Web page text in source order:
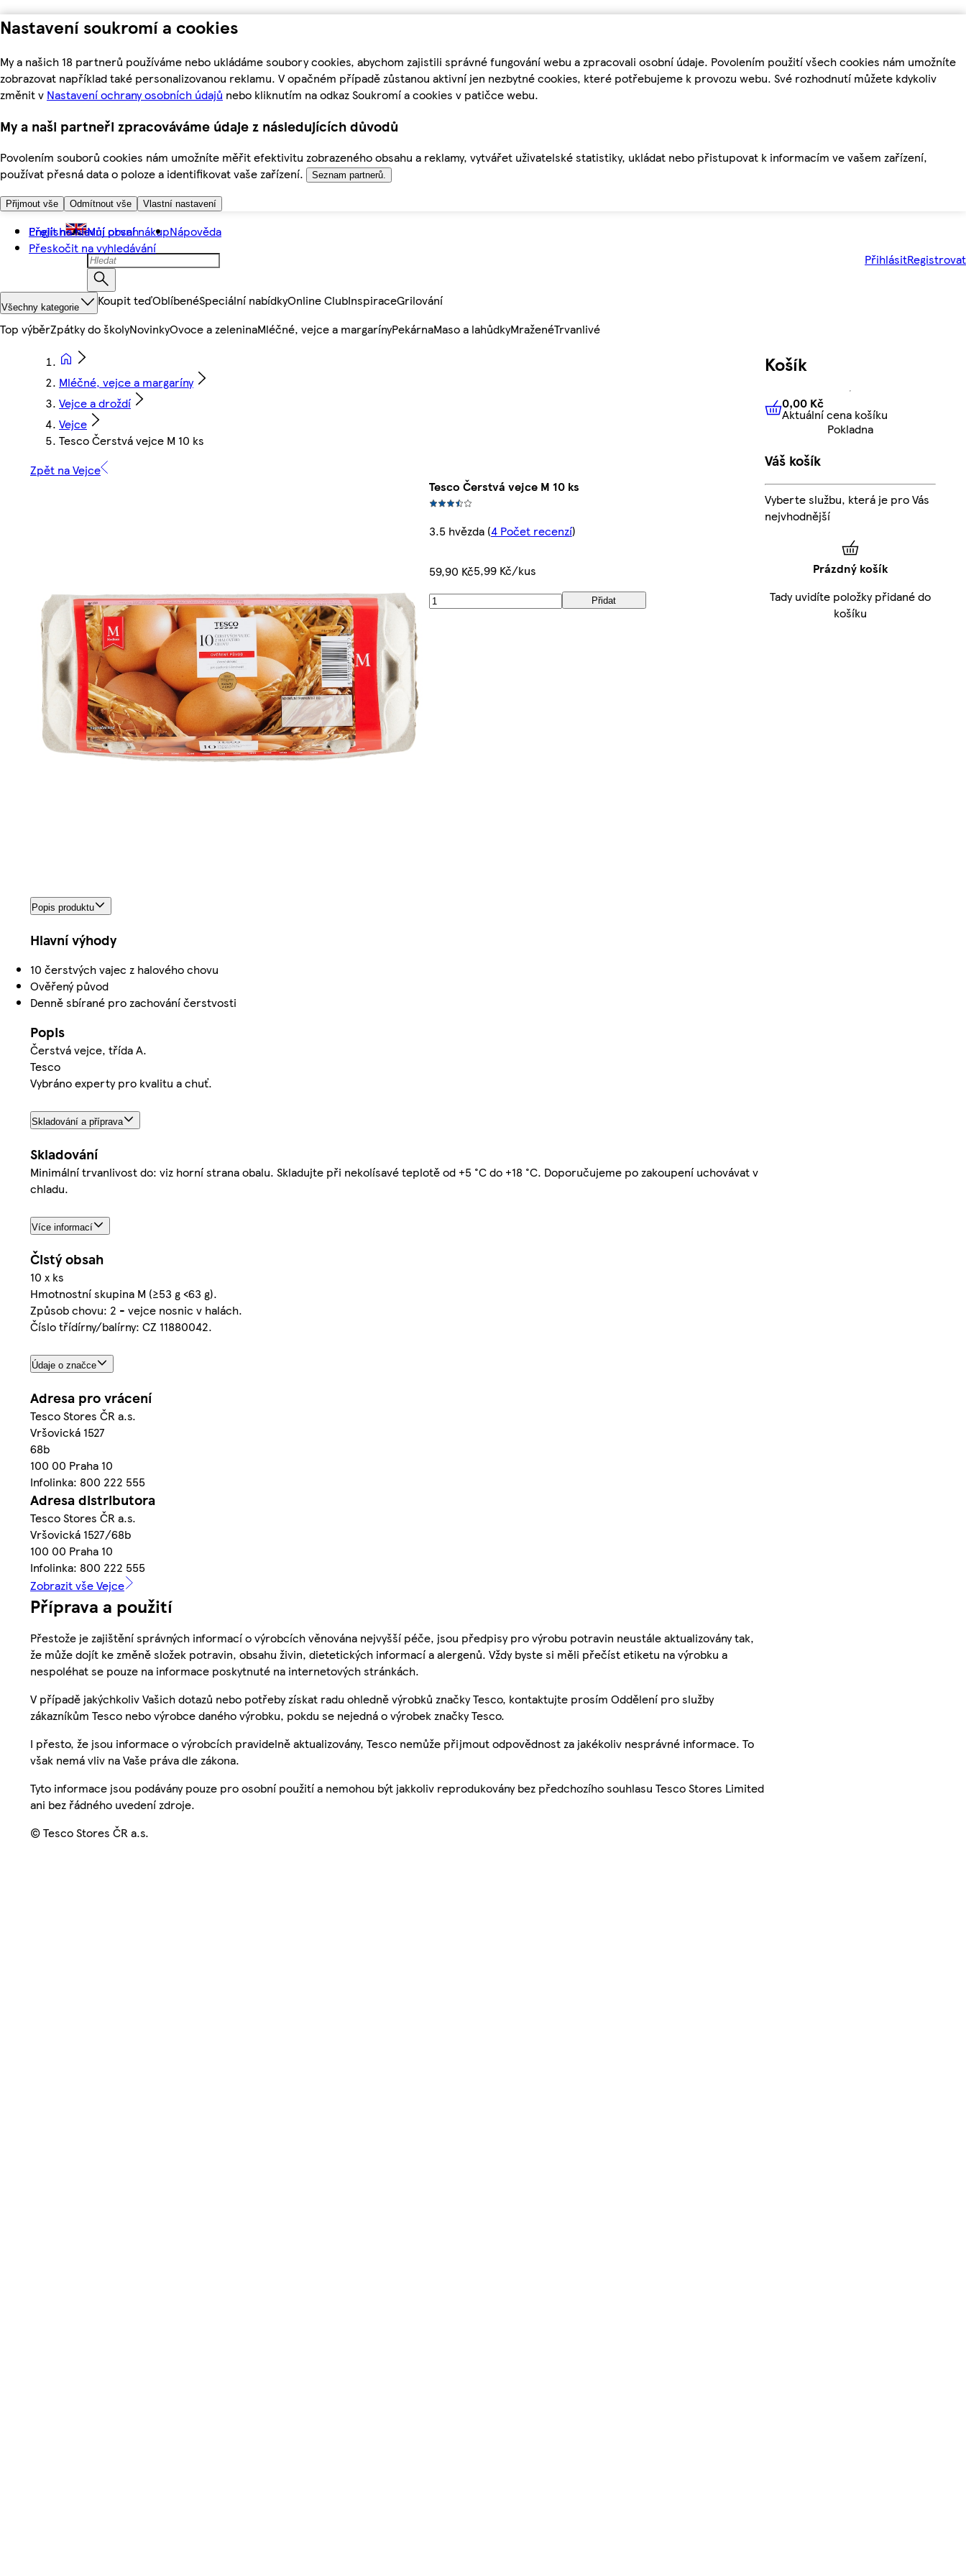
Nastavení soukromí a cookies
My a našich 18 partnerů používáme nebo ukládáme soubory cookies, abychom zajistili správné fungování webu a zpracovali osobní údaje. Povolením použití všech cookies nám umožníte
zobrazovat například také personalizovanou reklamu. V opačném případě zůstanou aktivní jen nezbytné cookies, které potřebujeme k provozu webu. Své rozhodnutí můžete kdykoliv
změnit v Nastavení ochrany osobních údajů nebo kliknutím na odkaz Soukromí a cookies v patičce webu.
My a naši partneři zpracováváme údaje z následujících důvodů
Povolením souborů cookies nám umožníte měřit efektivitu zobrazeného obsahu a reklamy, vytvářet uživatelské statistiky, ukládat nebo přistupovat k informacím ve vašem zařízení,
používat přesná data o poloze a identifikovat vaše zařízení.
Seznam partnerů.
Přijmout vše Odmítnout vše Vlastní nastavení
Přejít na hlavní obsah
Přeskočit na vyhledávání
English Můj první nákupNápověda
PřihlásitRegistrovat
Všechny kategorie Koupit teďOblíbenéSpeciální nabídkyOnline ClubInspiraceGrilování
Top výběrZpátky do školyNovinkyOvoce a zeleninaMléčné, vejce a margarínyPekárnaMaso a lahůdkyMraženéTrvanlivé
Mléčné, vejce a margaríny
Vejce a droždí
Vejce
Tesco Čerstvá vejce M 10 ks
Zpět na Vejce
Tesco Čerstvá vejce M 10 ks
3.5 hvězda(4 Počet recenzí)
59,90 Kč5,99 Kč/kus
Přidat
Popis produktu
Hlavní výhody
10 čerstvých vajec z halového chovu
Ověřený původ
Denně sbírané pro zachování čerstvosti
Popis
Čerstvá vejce, třída A.
Tesco
Vybráno experty pro kvalitu a chuť.
Skladování a příprava
Skladování
Minimální trvanlivost do: viz horní strana obalu. Skladujte při nekolísavé teplotě od +5 °C do +18 °C. Doporučujeme po zakoupení uchovávat v
chladu.
Více informací
Čistý obsah
10 x ks
Hmotnostní skupina M (≥53 g <63 g).
Způsob chovu: 2 - vejce nosnic v halách.
Číslo třídírny/balírny: CZ 11880042.
Údaje o značce
Adresa pro vrácení
Tesco Stores ČR a.s.
Vršovická 1527
68b
100 00 Praha 10
Infolinka: 800 222 555
Adresa distributora
Tesco Stores ČR a.s.
Vršovická 1527/68b
100 00 Praha 10
Infolinka: 800 222 555
Zobrazit vše Vejce
Příprava a použití
Přestože je zajištění správných informací o výrobcích věnována nejvyšší péče, jsou předpisy pro výrobu potravin neustále aktualizovány tak,
že může dojít ke změně složek potravin, obsahu živin, dietetických informací a alergenů. Vždy byste si měli přečíst etiketu na výrobku a
nespoléhat se pouze na informace poskytnuté na internetových stránkách.
V případě jakýchkoliv Vašich dotazů nebo potřeby získat radu ohledně výrobků značky Tesco, kontaktujte prosím Oddělení pro služby
zákazníkům Tesco nebo výrobce daného výrobku, pokdu se nejedná o výrobek značky Tesco.
I přesto, že jsou informace o výrobcích pravidelně aktualizovány, Tesco nemůže přijmout odpovědnost za jakékoliv nesprávné informace. To
však nemá vliv na Vaše práva dle zákona.
Tyto informace jsou podávány pouze pro osobní použití a nemohou být jakkoliv reprodukovány bez předchozího souhlasu Tesco Stores Limited
ani bez řádného uvedení zdroje.
© Tesco Stores ČR a.s.
Košík
0,00 KčAktuální cena košíku
0,00 Kč
Aktuální cena košíku
Pokladna
Váš košík
Vyberte službu, která je pro Vás
nejvhodnější
Prázdný košík
Tady uvidíte položky přidané do
košíku